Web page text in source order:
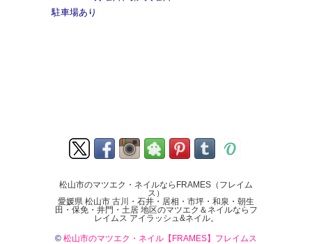
駐車場あり
松山市のマツエク・ネイルならFRAMES（フレイム
ス）
愛媛県 松山市 古川・石井・居相・市坪・和泉・朝生
田・保免・井門・土居 地区のマツエク＆ネイルならフ
レイムス アイラッシュ&ネイル。
© 松山市のマツエク・ネイル【FRAMES】フレイムス